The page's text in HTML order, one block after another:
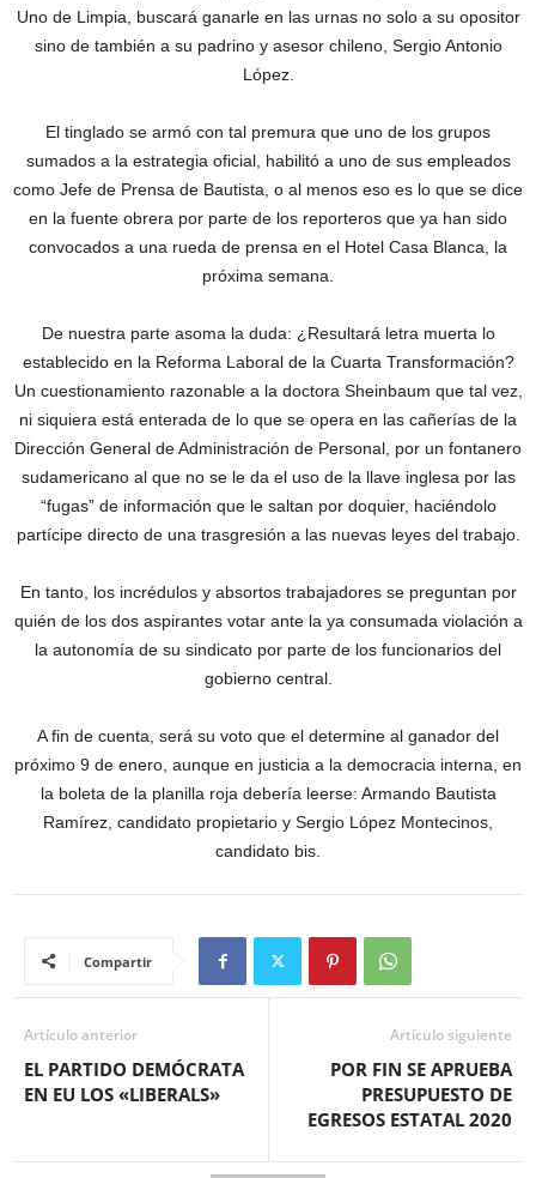
Uno de Limpia, buscará ganarle en las urnas no solo a su opositor
sino de también a su padrino y asesor chileno, Sergio Antonio
López.
El tinglado se armó con tal premura que uno de los grupos
sumados a la estrategia oficial, habilitó a uno de sus empleados
como Jefe de Prensa de Bautista, o al menos eso es lo que se dice
en la fuente obrera por parte de los reporteros que ya han sido
convocados a una rueda de prensa en el Hotel Casa Blanca, la
próxima semana.
De nuestra parte asoma la duda: ¿Resultará letra muerta lo
establecido en la Reforma Laboral de la Cuarta Transformación?
Un cuestionamiento razonable a la doctora Sheinbaum que tal vez,
ni siquiera está enterada de lo que se opera en las cañerías de la
Dirección General de Administración de Personal, por un fontanero
sudamericano al que no se le da el uso de la llave inglesa por las
“fugas” de información que le saltan por doquier, haciéndolo
partícipe directo de una trasgresión a las nuevas leyes del trabajo.
En tanto, los incrédulos y absortos trabajadores se preguntan por
quién de los dos aspirantes votar ante la ya consumada violación a
la autonomía de su sindicato por parte de los funcionarios del
gobierno central.
A fin de cuenta, será su voto que el determine al ganador del
próximo 9 de enero, aunque en justicia a la democracia interna, en
la boleta de la planilla roja debería leerse: Armando Bautista
Ramírez, candidato propietario y Sergio López Montecinos,
candidato bis.
Compartir
Artículo anterior
EL PARTIDO DEMÓCRATA
EN EU LOS «LIBERALS»
Artículo siguiente
POR FIN SE APRUEBA
PRESUPUESTO DE
EGRESOS ESTATAL 2020